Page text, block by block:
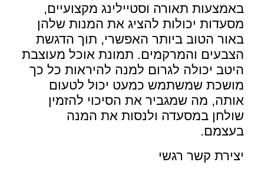
באמצעות תאורה וסטיילינג מקצועיים,
מסעדות יכולות להציג את המנות שלהן
באור הטוב ביותר האפשרי, תוך הדגשת
הצבעים והמרקמים. תמונת אוכל מעוצבת
היטב יכולה לגרום למנה להיראות כל כך
מושכת שמשתמש כמעט יכול לטעום
אותה, מה שמגביר את הסיכוי להזמין
שולחן במסעדה ולנסות את המנה
בעצמם.
יצירת קשר רגשי